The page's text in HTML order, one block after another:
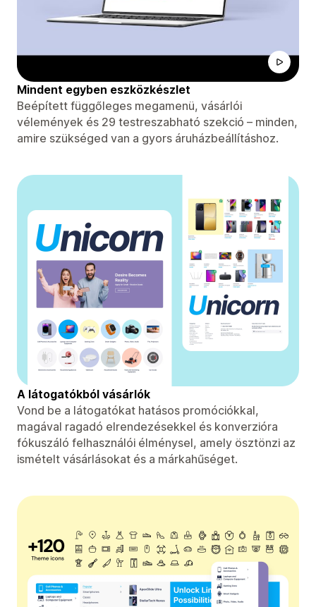
Mindent egyben eszközkészlet
Beépített függőleges megamenü, vásárlói
vélemények és 29 testreszabható szekció – minden,
amire szükséged van a gyors áruházbeállításhoz.
A látogatókból vásárlók
Vond be a látogatókat hatásos promóciókkal,
magával ragadó elrendezésekkel és konverzióra
fókuszáló felhasználói élménysel, amely ösztönzi az
ismételt vásárlásokat és a márkahűséget.